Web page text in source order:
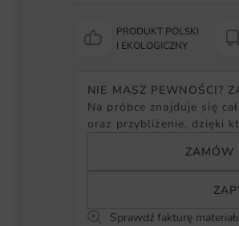
PRODUKT POLSKI
I EKOLOGICZNY
NIE MASZ PEWNOŚCI?
Na próbce znajduje się
oraz przybliżenie, dzięki
ZAMÓW
Sprawdź fakturę